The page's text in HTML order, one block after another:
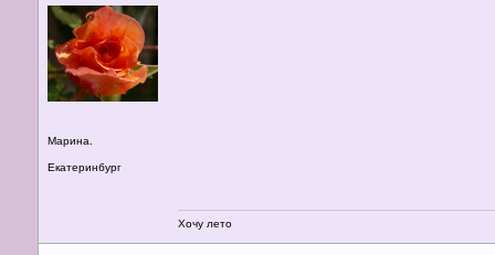
Марина.
Екатеринбург
Хочу лето